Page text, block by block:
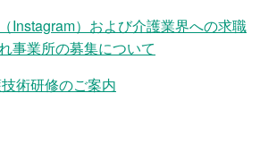
Instagram）および介護業界への求職
事業所の募集について
術研修のご案内